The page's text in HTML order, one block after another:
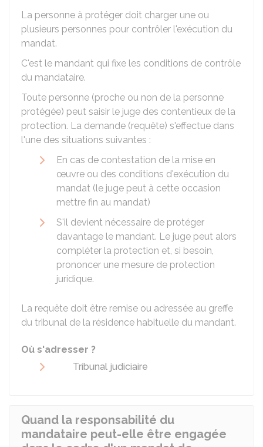
La personne à protéger doit charger une ou
plusieurs personnes pour contrôler l'exécution du
mandat.
C'est le mandant qui fixe les conditions de contrôle
du mandataire.
Toute personne (proche ou non de la personne
protégée) peut saisir le juge des contentieux de la
protection. La demande (requête) s'effectue dans
l'une des situations suivantes :
En cas de contestation de la mise en
œuvre ou des conditions d'exécution du
mandat (le juge peut à cette occasion
mettre fin au mandat)
S'il devient nécessaire de protéger
davantage le mandant. Le juge peut alors
compléter la protection et, si besoin,
prononcer une mesure de protection
juridique.
La requête doit être remise ou adressée au greffe
du tribunal de la résidence habituelle du mandant.
Où s'adresser ?
Tribunal judiciaire
Quand la responsabilité du
mandataire peut-elle être engagée